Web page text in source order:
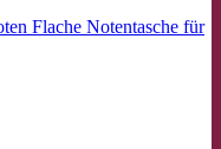
Flache Notentasche für